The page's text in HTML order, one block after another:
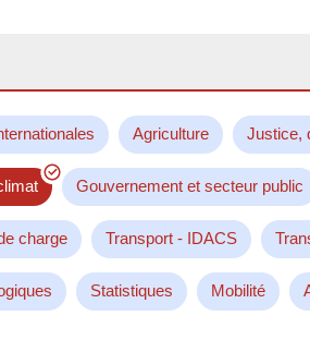
Agriculture Justice,
Gouvernement et secteur public
charge Transport - IDACS
Statistiques Mobilité